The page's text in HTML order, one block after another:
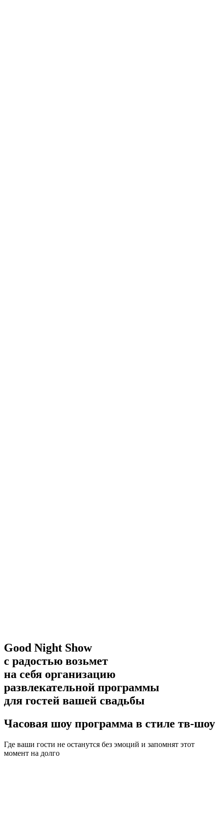
Good Night Show
с радостью возьмет
на себя организацию
развлекательной программы
для гостей вашей свадьбы
Часовая шоу программа в стиле тв-шоу
Где ваши гости не останутся без эмоций и запомнят этот
момент на долго